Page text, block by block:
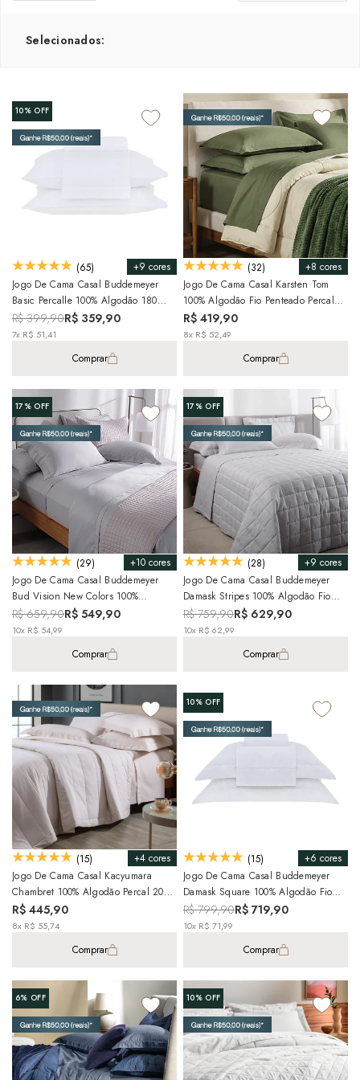
Selecionados:
10%OFF
+9 cores
(65)
Jogo De Cama Casal Buddemeyer
Basic Percalle 100% Algodão 180
Fios (4 Peças)
R$ 399,90R$ 359,90
7x R$ 51,41
Comprar
+8 cores
(32)
Jogo De Cama Casal Karsten Tom
100% Algodão Fio Penteado Percal
200 Fios (4 Peças)
R$ 419,90
8x R$ 52,49
Comprar
17%OFF
+10 cores
(29)
Jogo De Cama Casal Buddemeyer
Bud Vision New Colors 100%
Algodão Fio Penteado Cetim 300 Fios
(4 Peças)
R$ 659,90R$ 549,90
10x R$ 54,99
Comprar
17%OFF
+9 cores
(28)
Jogo De Cama Casal Buddemeyer
Damask Stripes 100% Algodão Fio
Penteado Cetim 300 Fios (4 Peças)
R$ 759,90R$ 629,90
10x R$ 62,99
Comprar
+4 cores
(15)
Jogo De Cama Casal Kacyumara
Chambret 100% Algodão Percal 200
Fios (4 Peças)
R$ 445,90
8x R$ 55,74
Comprar
10%OFF
+6 cores
(15)
Jogo De Cama Casal Buddemeyer
Damask Square 100% Algodão Fio
Penteado Cetim 300 Fios (4 Peças)
R$ 799,90R$ 719,90
10x R$ 71,99
Comprar
6% OFF 10%OFF